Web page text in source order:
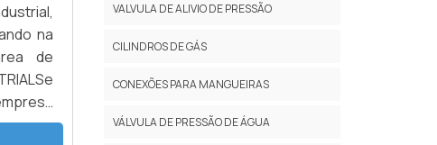
na
de
de
VALVULA DE ALIVIO DE PRESSÃO
CILINDROS DE GÁS
CONEXÕES PARA MANGUEIRAS
VÁLVULA DE PRESSÃO DE ÁGUA